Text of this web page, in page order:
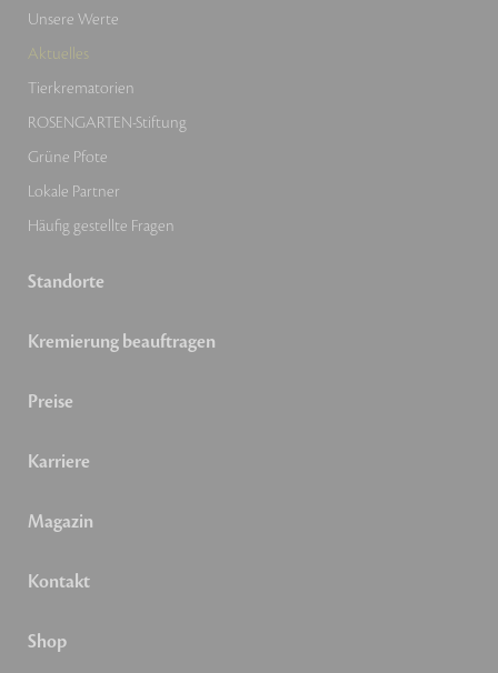
Unsere Werte
Aktuelles
Tierkrematorien
ROSENGARTEN-Stiftung
Grüne Pfote
Lokale Partner
Häufig gestellte Fragen
Standorte
Kremierung beauftragen
Preise
Karriere
Magazin
Kontakt
Shop